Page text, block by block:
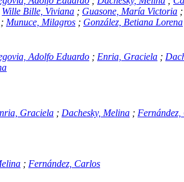
Wille Bille, Viviana ; Guasone, María Victoria ;
; Munuce, Milagros ; González, Betiana Lorena
Adolfo Eduardo ; Enria, Graciela ;
Graciela ; Dachesky, Melina ;
; Fernández, Carlos